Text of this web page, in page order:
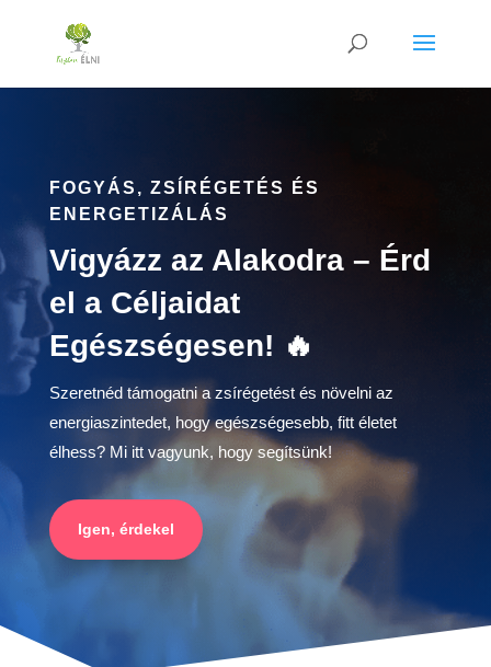
FOGYÁS, ZSÍRÉGETÉS ÉS
ENERGETIZÁLÁS
Vigyázz az Alakodra – Érd
el a Céljaidat
Egészségesen! 🔥
Szeretnéd támogatni a zsírégetést és növelni az
energiaszintedet, hogy egészségesebb, fitt életet
élhess? Mi itt vagyunk, hogy segítsünk!
Igen, érdekel